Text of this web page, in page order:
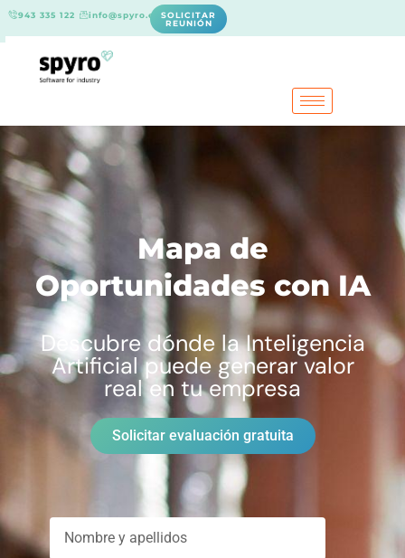
943 335 122 info@spyro.es SOLICITAR
REUNIÓN
Mapa de
Oportunidades con IA
Descubre dónde la Inteligencia
Artificial puede generar valor
real en tu empresa
Solicitar evaluación gratuita